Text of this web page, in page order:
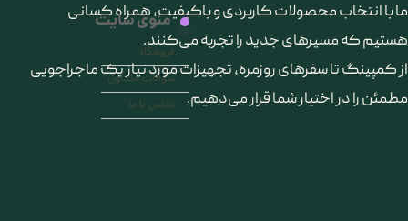
ما با انتخاب محصولات کاربردی و باکیفیت، همراه کسانی
هستیم که مسیرهای جدید را تجربه می‌کنند.
از کمپینگ تا سفرهای روزمره، تجهیزات مورد نیاز یک ماجراجویی
مطمئن را در اختیار شما قرار می‌دهیم.
منوی سایت
فروشگاه
سوالات متداول
تماس با ما